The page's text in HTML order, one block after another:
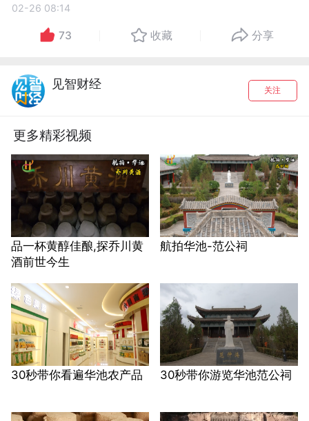
02-26 08:14
73 收藏 分享
见智财经 关注
更多精彩视频
品一杯黄醇佳酿,探乔川黄
酒前世今生
航拍华池-范公祠
30秒带你看遍华池农产品 30秒带你游览华池范公祠